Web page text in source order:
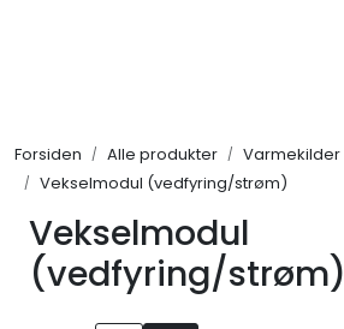
Forsiden Alle produkter
Varmekilder
Vekselmodul (vedfyring/strøm)
Vekselmodul
(vedfyring/strøm)
KAMPANJER
Kontakt Oss
Søk om proffkundekonto